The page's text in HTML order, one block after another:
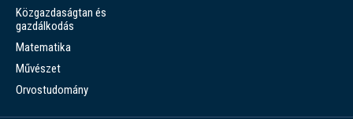
Közgazdaságtan és
gazdálkodás
Matematika
Művészet
Orvostudomány